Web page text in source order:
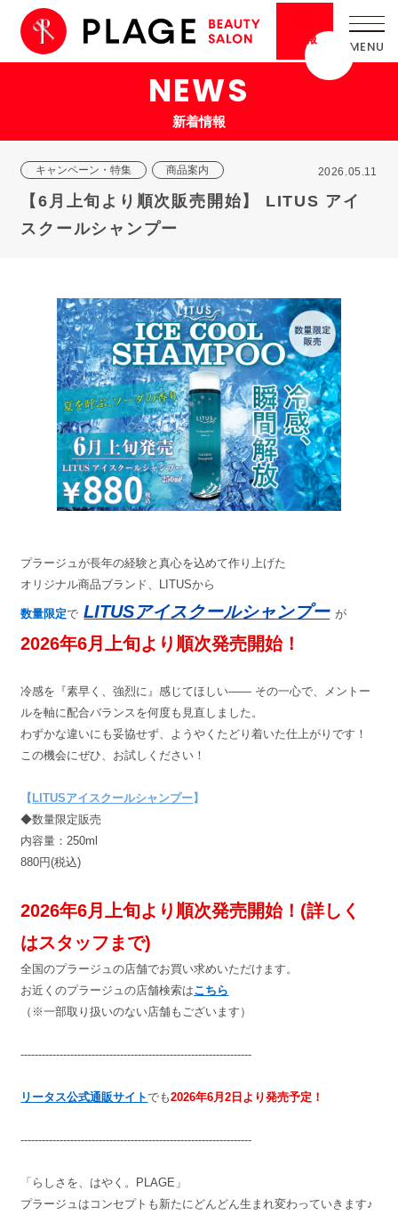
情報
NEWS
新着情報
キャンペーン・特集 商品案内
【6月上旬より順次販売開始】 LITUS アイ
スクールシャンプー
2026.05.11
プラージュが長年の経験と真心を込めて作り上げた
オリジナル商品ブランド、LITUSから
数量限定で LITUSアイスクールシャンプー が
2026年6月上旬より順次発売開始！
冷感を『素早く、強烈に』感じてほしい―― その一心で、メントー
ルを軸に配合バランスを何度も見直しました。
わずかな違いにも妥協せず、ようやくたどり着いた仕上がりです！
この機会にぜひ、お試しください！
【 LITUSアイスクールシャンプー】
◆数量限定販売
内容量：250ml
880円(税込)
2026年6月上旬より順次発売開始！(詳しく
はスタッフまで)
全国のプラージュの店舗でお買い求めいただけます。
お近くのプラージュの店舗検索はこちら
（※一部取り扱いのない店舗もございます）
-----------------------------------------------------------------
リータス公式通販サイトでも2026年6月2日より発売予定！
-----------------------------------------------------------------
「らしさを、はやく。PLAGE」
プラージュはコンセプトも新たにどんどん生まれ変わっていきます♪